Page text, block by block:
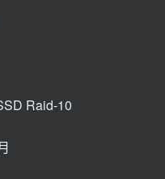
Raid-10